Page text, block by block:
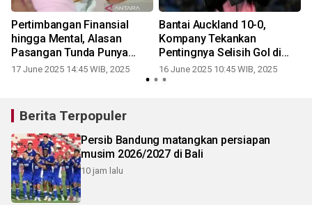
Pertimbangan Finansial
hingga Mental, Alasan
Pasangan Tunda Punya
Anak
17 June 2025 14:45 WIB, 2025
Bantai Auckland 10-0,
Kompany Tekankan
Pentingnya Selisih Gol di
Grup Berat
16 June 2025 10:45 WIB, 2025
Berita Terpopuler
Persib Bandung matangkan persiapan
musim 2026/2027 di Bali
10 jam lalu